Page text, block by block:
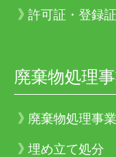
許可証・登録
廃棄物処理
廃棄物処理事業
埋め立て処分